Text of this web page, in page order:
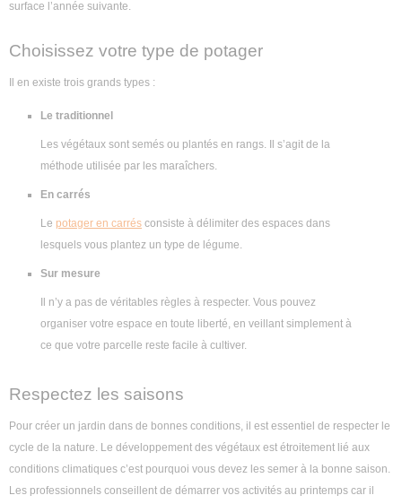
surface l’année suivante.
Choisissez votre type de potager
Il en existe trois grands types :
Le traditionnel
Les végétaux sont semés ou plantés en rangs. Il s’agit de la
méthode utilisée par les maraîchers.
En carrés
Le potager en carrés consiste à délimiter des espaces dans
lesquels vous plantez un type de légume.
Sur mesure
Il n’y a pas de véritables règles à respecter. Vous pouvez
organiser votre espace en toute liberté, en veillant simplement à
ce que votre parcelle reste facile à cultiver.
Respectez les saisons
Pour créer un jardin dans de bonnes conditions, il est essentiel de respecter le
cycle de la nature. Le développement des végétaux est étroitement lié aux
conditions climatiques c’est pourquoi vous devez les semer à la bonne saison.
Les professionnels conseillent de démarrer vos activités au printemps car il